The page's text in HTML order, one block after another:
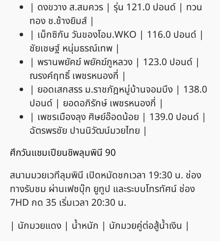
| ดงขวาง ส.สมควร | รุ่น 121.0 ปอนด์ | ทวน
ทอง ช.ช้างยิมส์ |
| เม็กซิกัน วันของโอม.WKO | 116.0 ปอนด์ |
ชัยเชษฐ์ หนุ่มธรณ์เทพ |
| พรานพยัคฆ์ พยัคฆ์ภูหลวง | 123.0 ปอนด์ |
ณรงค์ฤทธิ์ เพชรหนองกี่ |
| ยอดเสกสรร ม.ราชภัฎหมู่บ้านจอมบึง | 138.0
ปอนด์ | ยอดอภิรักษ์ เพชรหนองกี่ |
| เพชรเมืองลุง ศิษย์อ๊อดน้อย | 139.0 ปอนด์ |
ฉัตรพรชัย ปานนิวัฒน์มวยไทย |
ศึกวันแชมเปียนชิพลุมพินี 90
สนามมวยเวทีลุมพินี เปิดหมัดชกเวลา 19:30 น. ช่อง
ทางรับชม ผ่านเฟซบุ๊ก ยูทูป และระบบโทรทัศน์ ช่อง
7HD กด 35 เริ่มเวลา 20:30 น.
| นักมวยแดง | น้ำหนัก | นักมวยคู่ต่อสู้น้ำเงิน |